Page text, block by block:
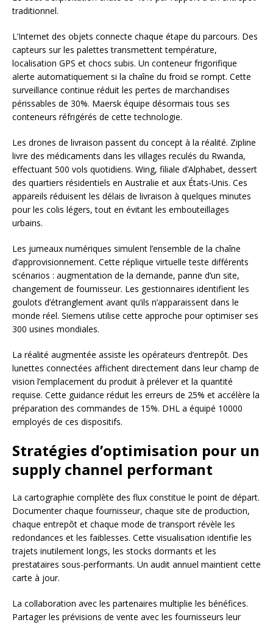
traditionnel.
L’Internet des objets connecte chaque étape du parcours. Des
capteurs sur les palettes transmettent température,
localisation GPS et chocs subis. Un conteneur frigorifique
alerte automatiquement si la chaîne du froid se rompt. Cette
surveillance continue réduit les pertes de marchandises
périssables de 30%. Maersk équipe désormais tous ses
conteneurs réfrigérés de cette technologie.
Les drones de livraison passent du concept à la réalité. Zipline
livre des médicaments dans les villages reculés du Rwanda,
effectuant 500 vols quotidiens. Wing, filiale d’Alphabet, dessert
des quartiers résidentiels en Australie et aux États-Unis. Ces
appareils réduisent les délais de livraison à quelques minutes
pour les colis légers, tout en évitant les embouteillages
urbains.
Les jumeaux numériques simulent l’ensemble de la chaîne
d’approvisionnement. Cette réplique virtuelle teste différents
scénarios : augmentation de la demande, panne d’un site,
changement de fournisseur. Les gestionnaires identifient les
goulots d’étranglement avant qu’ils n’apparaissent dans le
monde réel. Siemens utilise cette approche pour optimiser ses
300 usines mondiales.
La réalité augmentée assiste les opérateurs d’entrepôt. Des
lunettes connectées affichent directement dans leur champ de
vision l’emplacement du produit à prélever et la quantité
requise. Cette guidance réduit les erreurs de 25% et accélère la
préparation des commandes de 15%. DHL a équipé 10000
employés de ces dispositifs.
Stratégies d’optimisation pour un
supply channel performant
La cartographie complète des flux constitue le point de départ.
Documenter chaque fournisseur, chaque site de production,
chaque entrepôt et chaque mode de transport révèle les
redondances et les faiblesses. Cette visualisation identifie les
trajets inutilement longs, les stocks dormants et les
prestataires sous-performants. Un audit annuel maintient cette
carte à jour.
La collaboration avec les partenaires multiplie les bénéfices.
Partager les prévisions de vente avec les fournisseurs leur